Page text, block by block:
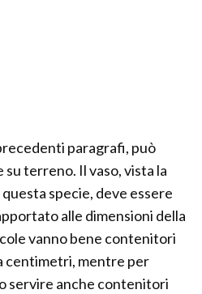
paragrafi, può
terreno. Il vaso, vista la
specie, deve essere
alle dimensioni della
vanno bene contenitori
centimetri, mentre per
servire anche contenitori